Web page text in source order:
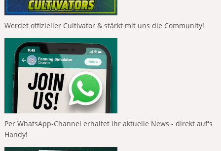
Werdet offizieller Cultivator & stärkt mit uns die Community!
Per WhatsApp-Channel erhaltet ihr aktuelle News - direkt auf's
Handy!